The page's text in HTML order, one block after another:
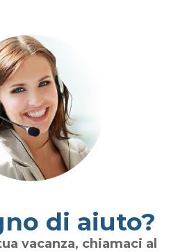
di aiuto?
vacanza, chiamaci al